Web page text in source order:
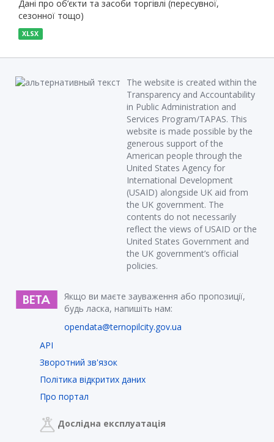
Дані про об’єкти та засоби торгівлі (пересувної,
сезонної тощо)
XLSX
The website is created within the
Transparency and Accountability
in Public Administration and
Services Program/TAPAS. This
website is made possible by the
generous support of the
American people through the
United States Agency for
International Development
(USAID) alongside UK aid from
the UK government. The
contents do not necessarily
reflect the views of USAID or the
United States Government and
the UK government’s official
policies.
Якщо ви маєте зауваження або пропозиції,
будь ласка, напишіть нам:
opendata@ternopilcity.gov.ua
API
Зворотний зв'язок
Політика відкритих даних
Про портал
Дослідна експлуатація